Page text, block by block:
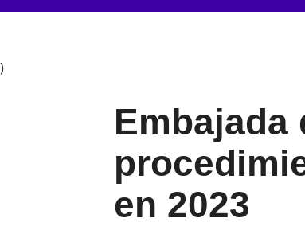
)
Embajada
en 2023